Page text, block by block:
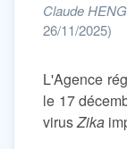
Claude
26/11/2025)
L'Agence
le 17
virusZika